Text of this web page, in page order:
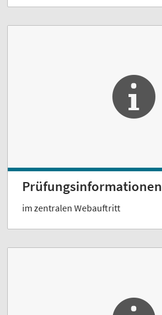
Prüfungsinformationen
im zentralen Webauftritt